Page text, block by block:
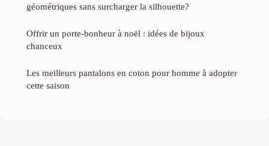
géométriques sans surcharger la silhouette?
Offrir un porte-bonheur à noël : idées de bijoux
chanceux
Les meilleurs pantalons en coton pour homme à adopter
cette saison